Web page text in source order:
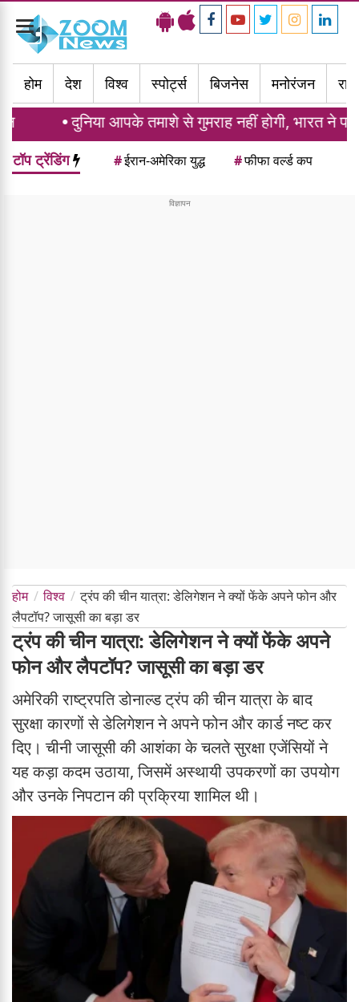
Toggle
navigation
होम
देश विश्व स्पोर्ट्स बिजनेस मनोरंजन
आपके तमाशे से गुमराह नहीं होगी, भारत ने पाकिस्तान को
टॉप ट्रेंडिंग #ईरान-अमेरिका युद्ध #फीफा वर्ल्ड कप
होम विश्व
ट्रंप की चीन यात्रा: डेलिगेशन ने क्यों फेंके अपने फोन और
लैपटॉप? जासूसी का बड़ा डर
ट्रंप की चीन यात्रा: डेलिगेशन ने क्यों फेंके अपने
फोन और लैपटॉप? जासूसी का बड़ा डर
अमेरिकी राष्ट्रपति डोनाल्ड ट्रंप की चीन यात्रा के बाद
सुरक्षा कारणों से डेलिगेशन ने अपने फोन और कार्ड नष्ट कर
दिए। चीनी जासूसी की आशंका के चलते सुरक्षा एजेंसियों ने
यह कड़ा कदम उठाया, जिसमें अस्थायी उपकरणों का उपयोग
और उनके निपटान की प्रक्रिया शामिल थी।